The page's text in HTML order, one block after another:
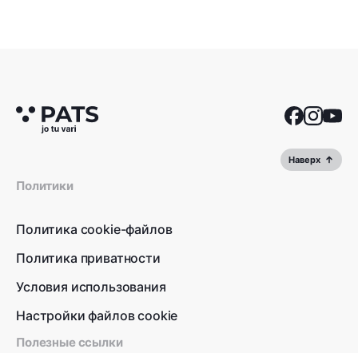
Наверх
Политики
Политика cookie-файлов
Политика приватности
Условия использования
Настройки файлов cookie
Полезные ссылки